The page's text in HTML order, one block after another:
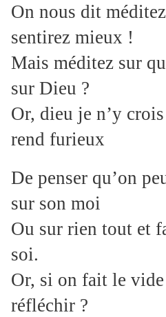
On nous dit
sentirez mieux !
Mais méditez sur
sur Dieu ?
Or, dieu je n’y
rend furieux
De penser qu’on
sur son moi
Ou sur rien tout et
soi.
Or, si on fait le
réfléchir ?